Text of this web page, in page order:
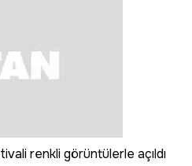
renkli görüntülerle açıldı